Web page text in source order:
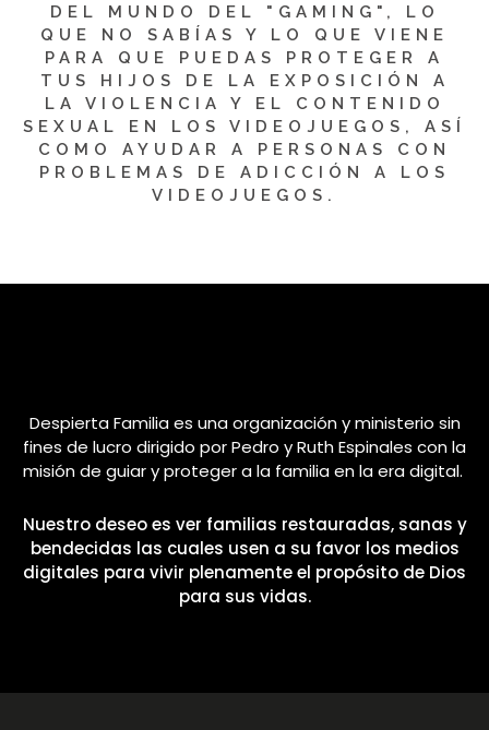
DEL MUNDO DEL "GAMING", LO
QUE NO SABÍAS Y LO QUE VIENE
PARA QUE PUEDAS PROTEGER A
TUS HIJOS DE LA EXPOSICIÓN A
LA VIOLENCIA Y EL CONTENIDO
SEXUAL EN LOS VIDEOJUEGOS, ASÍ
COMO AYUDAR A PERSONAS CON
PROBLEMAS DE ADICCIÓN A LOS
VIDEOJUEGOS.
Despierta Familia es una organización y ministerio sin
fines de lucro dirigido por Pedro y Ruth Espinales con la
misión de guiar y proteger a la familia en la era digital.
Nuestro deseo es ver familias restauradas, sanas y
bendecidas las cuales usen a su favor los medios
digitales para vivir plenamente el propósito de Dios
para sus vidas.